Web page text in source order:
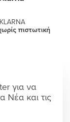
KLARNA
πιστωτική
για να
Νέα και τις